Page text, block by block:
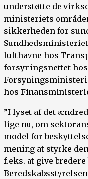
understøtte de
ministeriets
sikkerheden for
lufthavne hos
forsyningsnettet
hos
”I lyset af det
lige nu, om
model for
mening at styrke
f.eks. at give